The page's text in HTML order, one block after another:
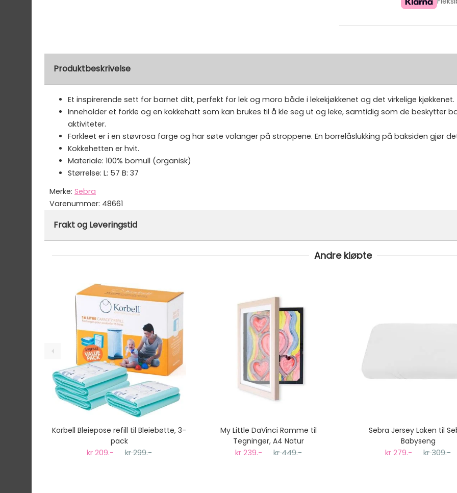
Produktbeskrivelse
Et inspirerende sett for barnet ditt, perfekt for lek og moro både i lekekjøkkenet og det virkelige kjøkkenet.
Inneholder et forkle og en kokkehatt som kan brukes til å kle seg ut og leke, samtidig som de beskytter
aktiviteter.
Forkleet er i en støvrosa farge og har søte volanger på stroppene. En borrelåslukking på baksiden gjør
Kokkehetten er hvit.
Materiale: 100% bomull (organisk)
Størrelse: L: 57 B: 37
Merke: Sebra
Varenummer: 48661
Frakt og Leveringstid
På lager hos oss - klar for utsendelse innen 24 timer
Gjennomsnittlig leveringstid hos Mimmis er en til tre dager fra bestilling til levering.
Vi har fri retur ved bytte.
Andre kjøpte
Korbell Bleiepose refill til Bleiebøtte, 3-
pack
kr 209.- kr 299.-
My Little DaVinci Ramme til
Tegninger, A4 Natur
kr 239.- kr 449.-
Sebra Jersey Laken til
Babyseng
kr 279.- kr 309.-